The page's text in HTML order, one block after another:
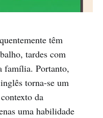
têm
tardes com
família. Portanto,
torna-se um
da
uma habilidade